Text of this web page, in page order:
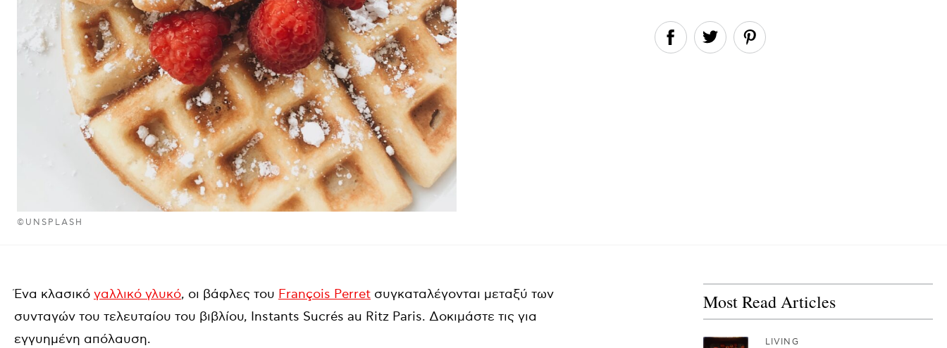
©UNSPLASH
Ένα κλασικό γαλλικό γλυκό, οι βάφλες του François Perret συγκαταλέγονται μεταξύ των
συνταγών του τελευταίου του βιβλίου, Instants Sucrés au Ritz Paris. Δοκιμάστε τις για
εγγυημένη απόλαυση.
Most Read Articles
LIVING